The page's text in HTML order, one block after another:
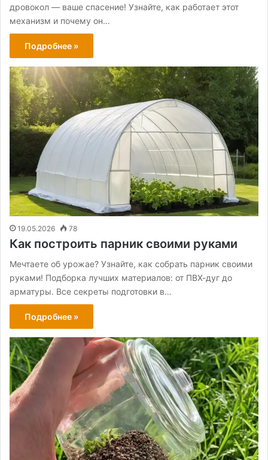
дровокол — ваше спасение! Узнайте, как работает этот
механизм и почему он…
Подробнее »
19.05.2026 78
Как построить парник своими руками
Мечтаете об урожае? Узнайте, как собрать парник своими
руками! Подборка лучших материалов: от ПВХ-дуг до
арматуры. Все секреты подготовки в…
Подробнее »